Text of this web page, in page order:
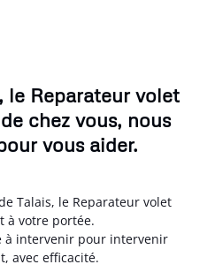
le Reparateur volet
chez vous, nous
vous aider.
Talais, le Reparateur volet
à votre portée.
à intervenir pour intervenir
avec efficacité.